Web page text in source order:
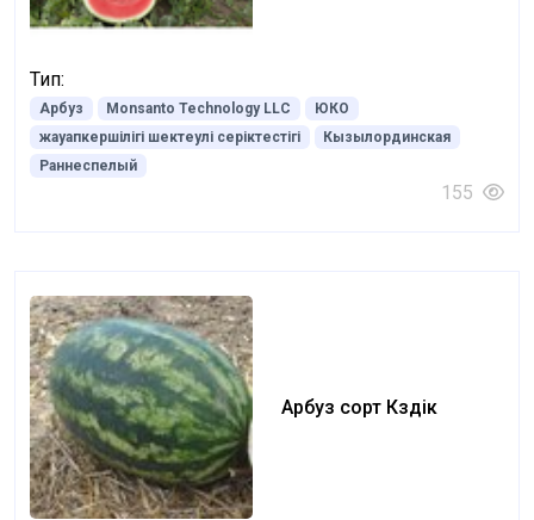
Тип:
Арбуз Monsanto Technology LLC
ЮКО
жауапкершілігі шектеулі серіктестігі
Кызылординская
Раннеспелый
155
Арбуз сорт Күздік